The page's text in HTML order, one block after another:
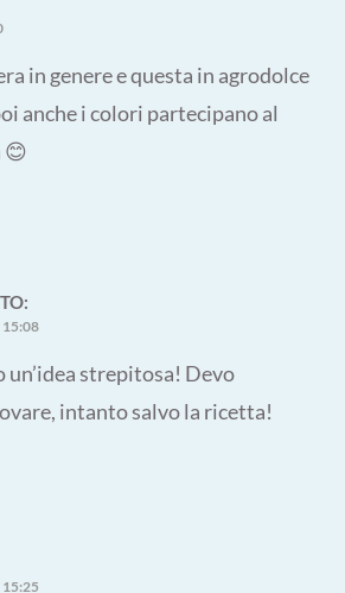
in genere e questa in agrodolce
anche i colori partecipano al
😊
15:08
un’idea strepitosa! Devo
intanto salvo la ricetta!
15:25